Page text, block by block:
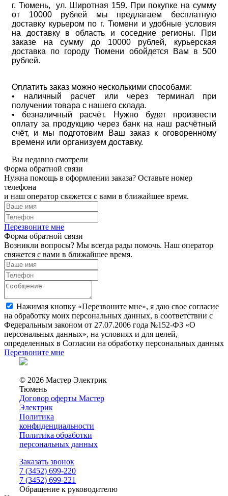
г. Тюмень, ул. Широтная 159. При покупке на сумму
от 10000 рублей мы предлагаем бесплатную
доставку курьером по г. Тюмени и удобные условия
на доставку в область и соседние регионы. При
заказе на сумму до 10000 рублей, курьерская
доставка по городу Тюмени обойдется Вам в 500
рублей.
Оплатить заказ можно несколькими способами:
• наличный расчет или через терминал при
получении товара с нашего склада.
• безналичный расчёт. Нужно будет произвести
оплату за продукцию через банк на наш расчётный
счёт, и мы подготовим Ваш заказ к оговоренному
времени или организуем доставку.
Вы недавно смотрели
Форма обратной связи
Нужна помощь в оформлении заказа? Оставьте номер
телефона
и наш оператор свяжется с вами в ближайшее время.
Перезвоните мне
Форма обратной связи
Возникли вопросы? Мы всегда рады помочь. Наш оператор
свяжется с вами в ближайшее время.
Нажимая кнопку «Перезвоните мне», я даю свое согласие
на обработку моих персональных данных, в соответствии с
Федеральным законом от 27.07.2006 года №152-ФЗ «О
персональных данных», на условиях и для целей,
определенных в Согласии на обработку персональных данных
Перезвоните мне
© 2026 Мастер Электрик
Тюмень
Договор оферты Мастер
Электрик
Политика
конфиденциальности
Политика обработки
персональных данных
Заказать звонок
7 (3452) 699-220
7 (3452) 699-221
Обращение к руководителю